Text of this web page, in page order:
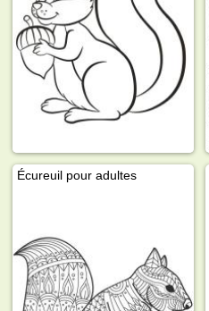
Écureuil pour adultes